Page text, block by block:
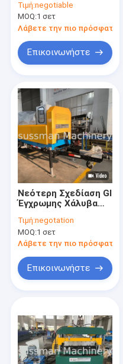
Προϊόντα
Βίντεο
μεταλλικού δαπέδου
στέγης με ύψος
πλευράς 2.5''
Γαλβανισμένος
χάλυβας 0.8-1.2mm
Τιμή:negotiable
MOQ:1 σετ
Λάβετε την πιο πρόσφατη
Επικοινωνήστε
Νεότερη Σχεδίαση GI
Έγχρωμης Χάλυβα
Φορητή Μηχανή
Διαμόρφωσης
Κυλίνδρων KR18
Τρέιλερ Σε Απόθεμα
Προς Πώληση
Τιμή:negotation
MOQ:1 σετ
Λάβετε την πιο πρόσφατη
Επικοινωνήστε